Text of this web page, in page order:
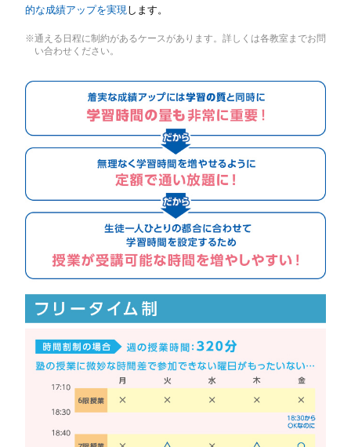
的な成績アップを実現します。
※通える日程に制約があるケースがあります。詳しくは各教室までお問
い合わせください。